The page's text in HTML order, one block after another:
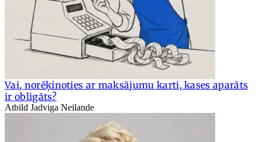
Vai, norēķinoties ar maksājumu karti, kases aparāts
ir obligāts?
Atbild Jadviga Neilande